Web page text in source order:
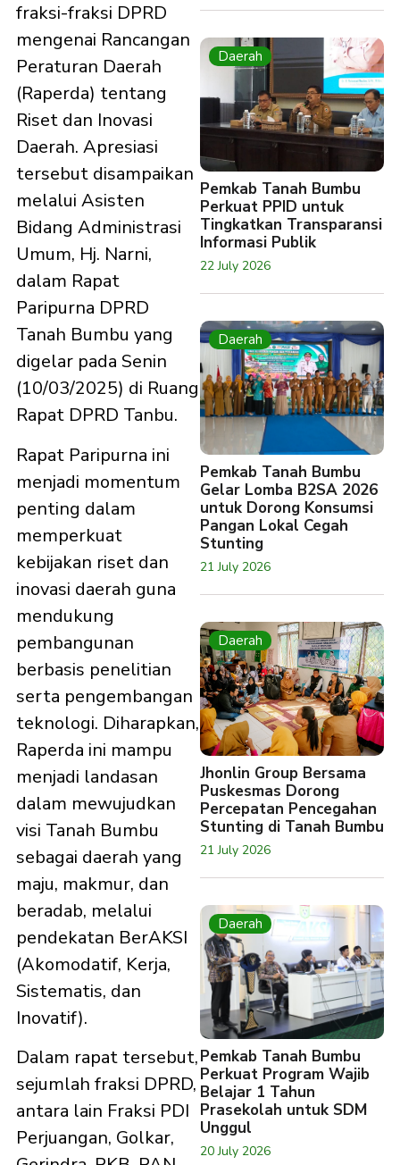
fraksi-fraksi DPRD
mengenai Rancangan
Peraturan Daerah
(Raperda) tentang
Riset dan Inovasi
Daerah. Apresiasi
tersebut disampaikan
melalui Asisten
Bidang Administrasi
Umum, Hj. Narni,
dalam Rapat
Paripurna DPRD
Tanah Bumbu yang
digelar pada Senin
(10/03/2025) di Ruang
Rapat DPRD Tanbu.
Rapat Paripurna ini
menjadi momentum
penting dalam
memperkuat
kebijakan riset dan
inovasi daerah guna
mendukung
pembangunan
berbasis penelitian
serta pengembangan
teknologi. Diharapkan,
Raperda ini mampu
menjadi landasan
dalam mewujudkan
visi Tanah Bumbu
sebagai daerah yang
maju, makmur, dan
beradab, melalui
pendekatan BerAKSI
(Akomodatif, Kerja,
Sistematis, dan
Inovatif).
Dalam rapat tersebut,
sejumlah fraksi DPRD,
antara lain Fraksi PDI
Perjuangan, Golkar,
Daerah
Pemkab Tanah Bumbu
Perkuat PPID untuk
Tingkatkan Transparansi
Informasi Publik
22 July 2026
Daerah
Pemkab Tanah Bumbu
Gelar Lomba B2SA 2026
untuk Dorong Konsumsi
Pangan Lokal Cegah
Stunting
21 July 2026
Daerah
Jhonlin Group Bersama
Puskesmas Dorong
Percepatan Pencegahan
Stunting di Tanah Bumbu
21 July 2026
Daerah
Pemkab Tanah Bumbu
Perkuat Program Wajib
Belajar 1 Tahun
Prasekolah untuk SDM
Unggul
20 July 2026